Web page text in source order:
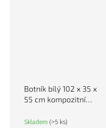
Botník bílý 102 x 35 x
55 cm kompozitní
Skladem (>5 ks)